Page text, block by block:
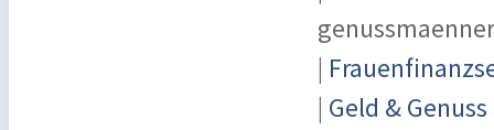
|
| Geld & Genuss